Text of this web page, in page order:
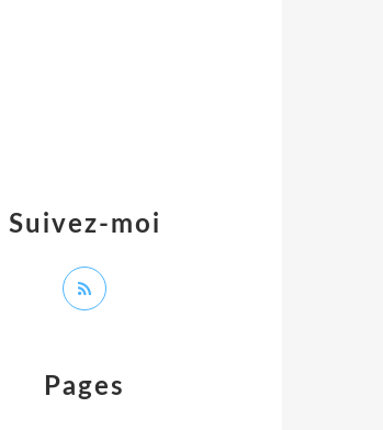
Pages
Suivez-moi